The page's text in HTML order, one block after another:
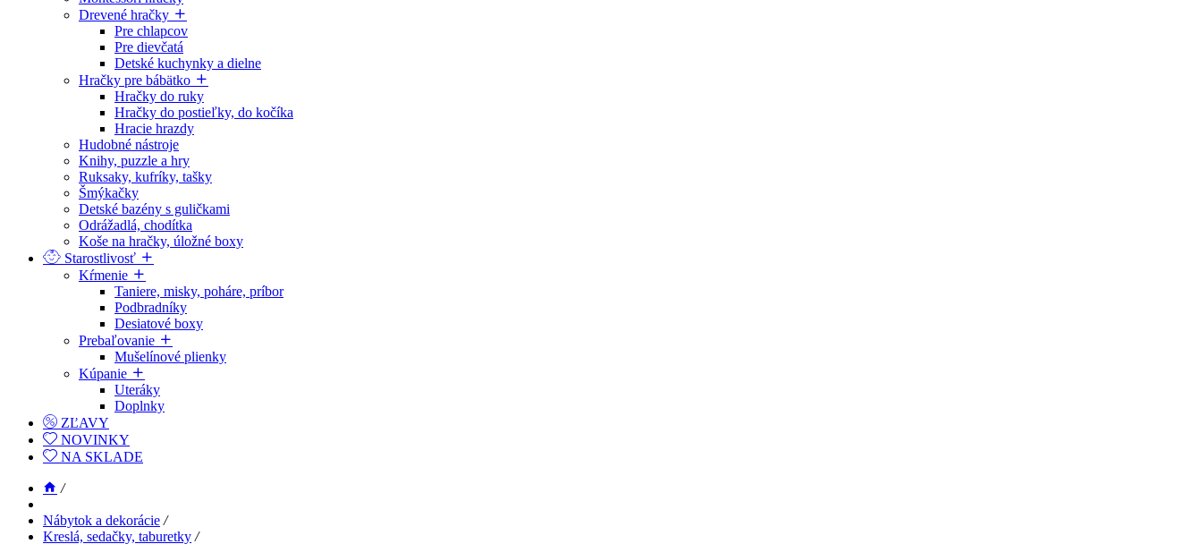
Drevené hračky
Pre chlapcov
Pre dievčatá
Detské kuchynky a dielne
Hračky pre bábätko
Hračky do ruky
Hračky do postieľky, do kočíka
Hracie hrazdy
Hudobné nástroje
Knihy, puzzle a hry
Ruksaky, kufríky, tašky
Šmýkačky
Detské bazény s guličkami
Odrážadlá, chodítka
Koše na hračky, úložné boxy
Starostlivosť
Kŕmenie
Taniere, misky, poháre, príbor
Podbradníky
Desiatové boxy
Prebaľovanie
Mušelínové plienky
Kúpanie
Uteráky
Doplnky
ZĽAVY
NOVINKY
NA SKLADE
/
Nábytok a dekorácie /
Kreslá, sedačky, taburetky /